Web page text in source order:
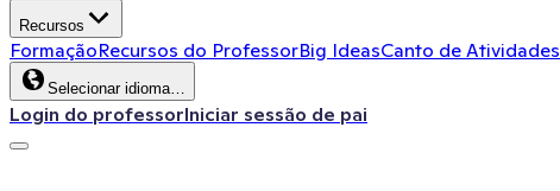
Recursos
FormaçãoRecursos do ProfessorBig IdeasCanto de Atividades
Selecionar idioma…
Login do professorIniciar sessão de pai